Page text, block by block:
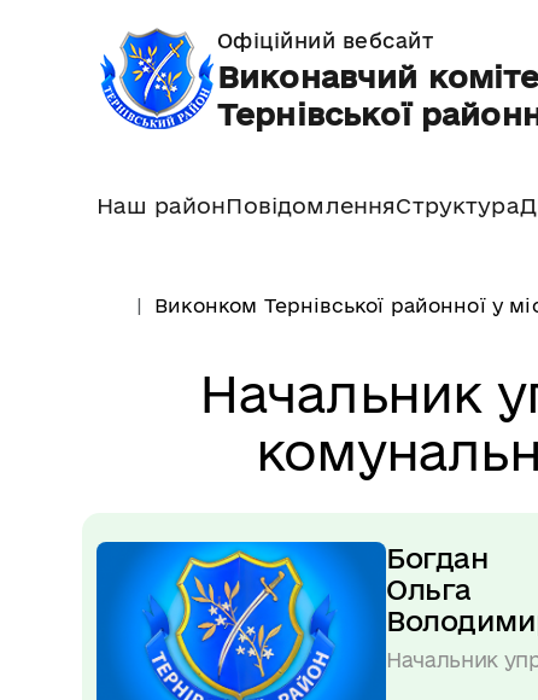
Офіційний вебсайт
Виконавчий
Тернівської
Наш районПовідомленняСтруктура
Виконком Тернівської районної у
Начальник
Богдан
Ольга
Начальник